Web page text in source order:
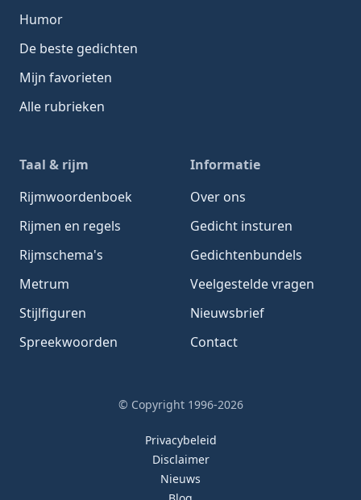
Humor
De beste gedichten
Mijn favorieten
Alle rubrieken
Taal & rijm
Rijmwoordenboek
Rijmen en regels
Rijmschema's
Metrum
Stijlfiguren
Spreekwoorden
Informatie
Over ons
Gedicht insturen
Gedichtenbundels
Veelgestelde vragen
Nieuwsbrief
Contact
© Copyright 1996-2026
Privacybeleid
Disclaimer
Nieuws